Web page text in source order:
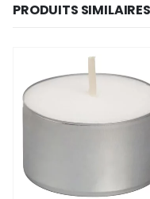
PRODUITS SIMILAIRES
RUPTURE DE